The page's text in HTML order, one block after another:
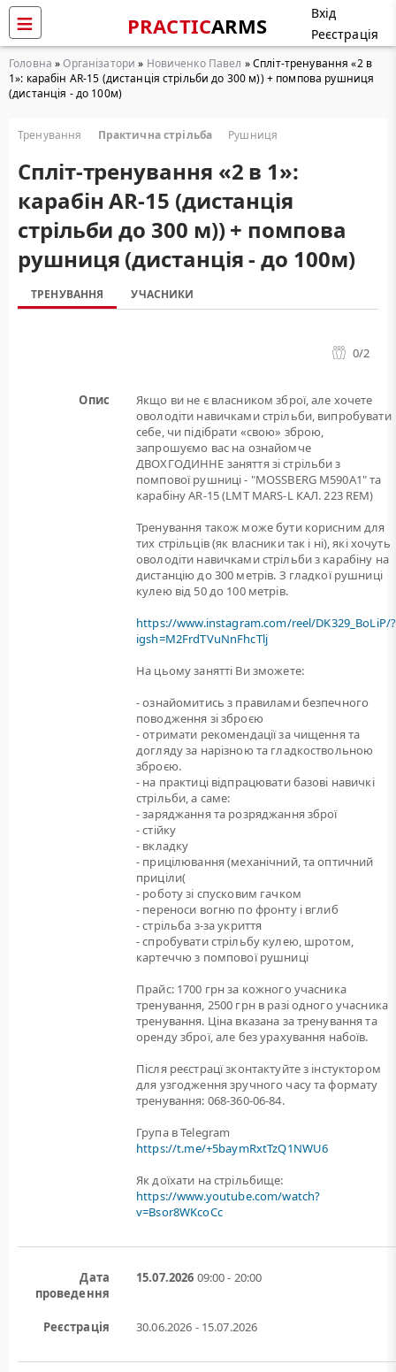
PRACTICARMS
Вхід
Реєстрація
Головна »Організатори » Новиченко Павел » Cпліт-тренування «2 в
1»: карабін AR-15 (дистанція стрільби до 300 м)) + помпова рушниця
(дистанція - до 100м)
Тренування Практична стрільба Рушниця
Cпліт-тренування «2 в 1»:
карабін AR-15 (дистанція
стрільби до 300 м)) + помпова
рушниця (дистанція - до 100м)
ТРЕНУВАННЯ УЧАСНИКИ
0/2
Опис
Якщо ви не є власником зброї, але хочете
оволодіти навичками стрільби, випробувати
себе, чи підібрати «свою» зброю,
запрошуємо вас на ознайомче
ДВОХГОДИННЕ заняття зі стрільби з
помпової рушниці - "MOSSBERG M590A1" та
карабіну AR-15 (LMT MARS-L КАЛ. 223 REM)
Тренування також може бути корисним для
тих стрільців (як власники так і ні), які хочуть
оволодіти навичками стрільби з карабіну на
дистанцію до 300 метрів. З гладкої рушниці
кулею від 50 до 100 метрів.
https://www.instagram.com/reel/DK329_BoLiP/?
igsh=M2FrdTVuNnFhcTlj
На цьому занятті Ви зможете:
- ознайомитись з правилами безпечного
поводження зі зброєю
- отримати рекомендації за чищення та
догляду за нарізною та гладкоствольною
зброєю.
- на практиці відпрацювати базові навичкі
стрільби, а саме:
- заряджання та розряджання зброї
- стійку
- вкладку
- прицілювання (механічний, та оптичний
приціли(
- роботу зі спусковим гачком
- переноси вогню по фронту і вглиб
- стрільба з-за укриття
- спробувати стрільбу кулею, шротом,
картеччю з помпової рушниці
Прайс: 1700 грн за кожного учасника
тренування, 2500 грн в разі одного учасника
тренування. Ціна вказана за тренування та
оренду зброї, але без урахування набоїв.
Після реєстрацї зконтактуйте з інстуктором
для узгодження зручного часу та формату
тренування: 068-360-06-84.
Група в Telegram
https://t.me/+5baymRxtTzQ1NWU6
Як доїхати на стрільбище:
https://www.youtube.com/watch?
v=Bsor8WKcoCc
Дата
проведення
15.07.2026 09:00 - 20:00
Реєстрація 30.06.2026 - 15.07.2026